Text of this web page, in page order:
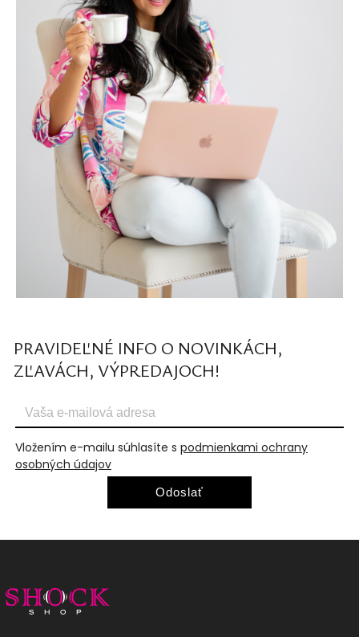
PRAVIDEĽNÉ INFO O NOVINKÁCH,
ZĽAVÁCH, VÝPREDAJOCH!
Vložením e-mailu súhlasíte s podmienkami ochrany
osobných údajov
Odoslať